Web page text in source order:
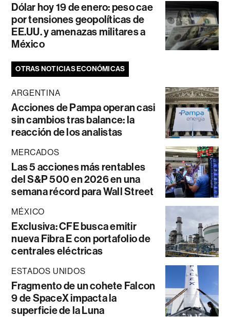
Dólar hoy 19 de enero: peso cae
por tensiones geopolíticas de
EE.UU. y amenazas militares a
México
OTRAS NOTICIAS ECONÓMICAS
ARGENTINA
Acciones de Pampa operan casi
sin cambios tras balance: la
reacción de los analistas
MERCADOS
Las 5 acciones más rentables
del S&P 500 en 2026 en una
semana récord para Wall Street
MÉXICO
Exclusiva: CFE busca emitir
nueva Fibra E con portafolio de
centrales eléctricas
ESTADOS UNIDOS
Fragmento de un cohete Falcon
9 de SpaceX impacta la
superficie de la Luna